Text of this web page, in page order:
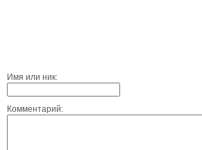
Имя или ник:
Комментарий: